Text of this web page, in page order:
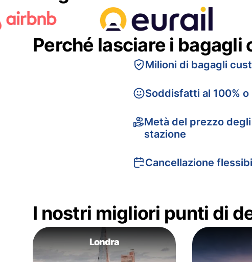
Perché lasciare i bagagli
Milioni di bagagli
Soddisfatti al 100%
Metà del prezzo
stazione
Cancellazione
I nostri migliori punti di
Londra